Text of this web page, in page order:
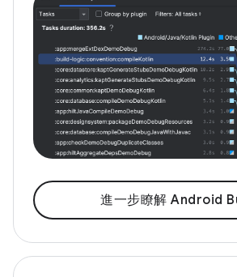
進一步瞭解 Android